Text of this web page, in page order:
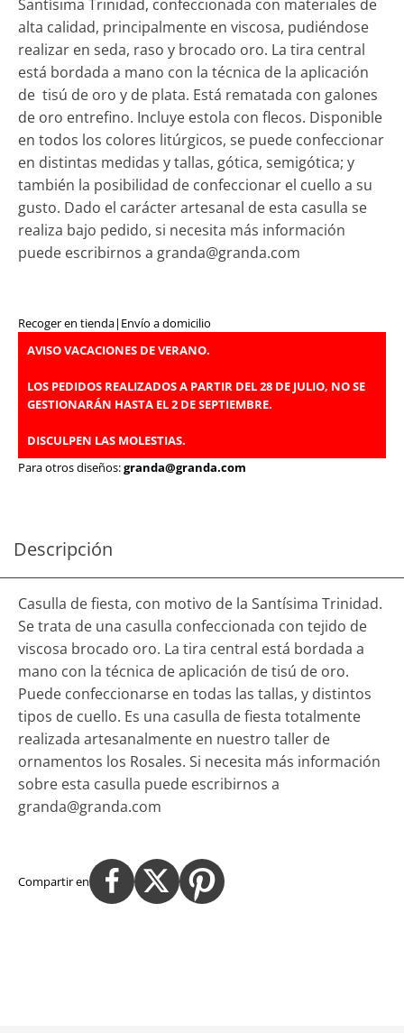
Santísima Trinidad, confeccionada con materiales de
alta calidad, principalmente en viscosa, pudiéndose
realizar en seda, raso y brocado oro. La tira central
está bordada a mano con la técnica de la aplicación
de tisú de oro y de plata. Está rematada con galones
de oro entrefino. Incluye estola con flecos. Disponible
en todos los colores litúrgicos, se puede confeccionar
en distintas medidas y tallas, gótica, semigótica; y
también la posibilidad de confeccionar el cuello a su
gusto. Dado el carácter artesanal de esta casulla se
realiza bajo pedido, si necesita más información
puede escribirnos a granda@granda.com
Recoger en tienda| Envío a domicilio
AVISO VACACIONES DE VERANO.
LOS PEDIDOS REALIZADOS A PARTIR DEL 28 DE JULIO, NO SE
GESTIONARÁN HASTA EL 2 DE SEPTIEMBRE.
DISCULPEN LAS MOLESTIAS.
Para otros diseños:granda@granda.com
Descripción
Casulla de fiesta, con motivo de la Santísima Trinidad.
Se trata de una casulla confeccionada con tejido de
viscosa brocado oro. La tira central está bordada a
mano con la técnica de aplicación de tisú de oro.
Puede confeccionarse en todas las tallas, y distintos
tipos de cuello. Es una casulla de fiesta totalmente
realizada artesanalmente en nuestro taller de
ornamentos los Rosales. Si necesita más información
sobre esta casulla puede escribirnos a
granda@granda.com
Compartir en